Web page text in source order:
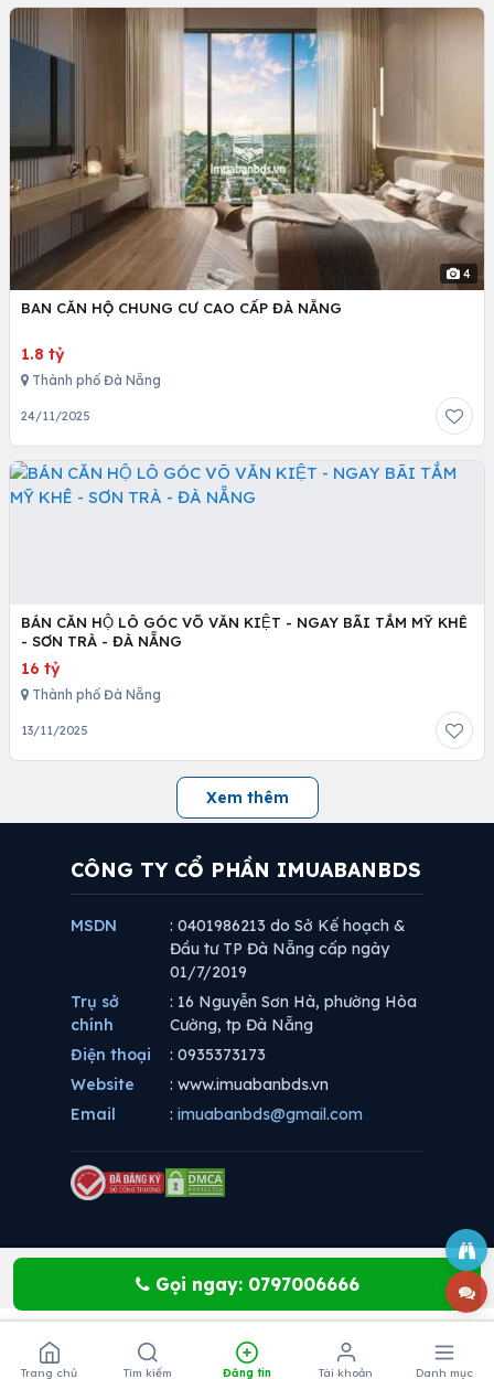
4
BAN CĂN HỘ CHUNG CƯ CAO CẤP ĐÀ NẴNG
1.8 tỷ
Thành phố Đà Nẵng
24/11/2025
BÁN CĂN HỘ LÔ GÓC VÕ VĂN KIỆT - NGAY BÃI TẮM MỸ KHÊ
- SƠN TRÀ - ĐÀ NẴNG
16 tỷ
Thành phố Đà Nẵng
13/11/2025
Xem thêm
Gọi ngay: 0797006666
CÔNG TY CỔ PHẦN IMUABANBDS
MSDN
: 0401986213 do Sở Kế hoạch &
Đầu tư TP Đà Nẵng cấp ngày
01/7/2019
Trụ sở
chính
: 16 Nguyễn Sơn Hà, phường Hòa
Cường, tp Đà Nẵng
Điện thoại
: 0935373173
Website
: www.imuabanbds.vn
Email
: imuabanbds@gmail.com
Trang chủ Tìm kiếm Đăng tin Tài khoản Danh mục